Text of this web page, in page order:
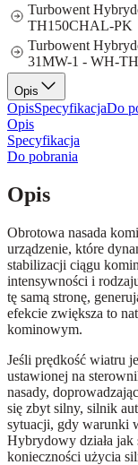
Turbowent
TH150CHAL-PK
Turbowent
31MW-1 - WH-
Opis
OpisSpecyfikacjaDo
Opis
Specyfikacja
Do pobrania
Opis
Obrotowa nasada
urządzenie, które
stabilizacji ciągu
intensywności i
tę samą stronę,
efekcie zwiększa to
kominowym.
Jeśli prędkość wiatru
ustawionej na
nasady,
się zbyt silny, silnik
sytuacji, gdy warunki
Hybrydowy działa jak
konieczności użycia